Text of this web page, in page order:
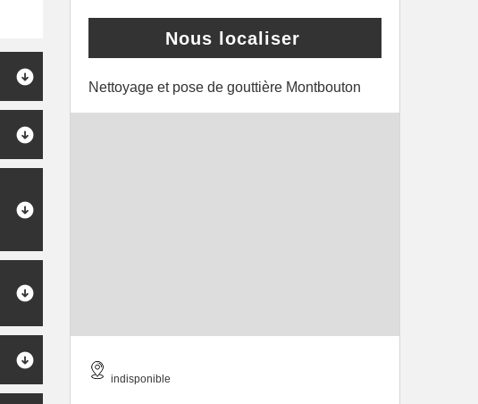
Nous localiser
Nettoyage et pose de gouttière Montbouton
indisponible